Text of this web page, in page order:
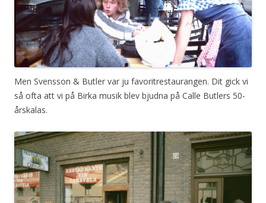
Men Svensson & Butler var ju favoritrestaurangen. Dit gick vi
så ofta att vi på Birka musik blev bjudna på Calle Butlers 50-
årskalas.